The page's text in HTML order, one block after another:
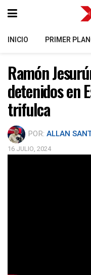
INICIO PRIMER
Ramón
detenidos en
trifulca
POR: ALLAN
16 JULIO, 2024